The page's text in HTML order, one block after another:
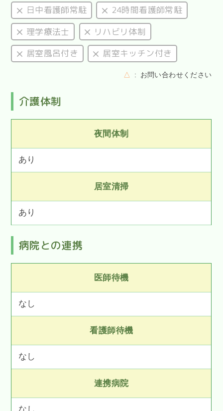
日中看護師常駐
24時間看護師常駐
理学療法士
リハビリ体制
居室風呂付き
居室キッチン付き
△ お問い合わせください
介護体制
夜間体制
あり
居室清掃
あり
病院との連携
医師待機
なし
看護師待機
なし
連携病院